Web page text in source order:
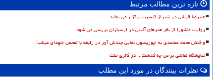
تازه ترین مطالب مرتبط
علیرضا قربانی در شیراز کنسرت برگزار می نماید
روایت عاشورا از نظر هنرهای آئینی در ارسباران بررسی می شود
واکنش محمد معتمدی به اپوزیسون نمایی چندش آور در رابطه با تفحص شهدای میناب!
نمایشگاه نقاشی بر من چه گذشت... در گالری ملت
نظرات بینندگان در مورد این مطلب